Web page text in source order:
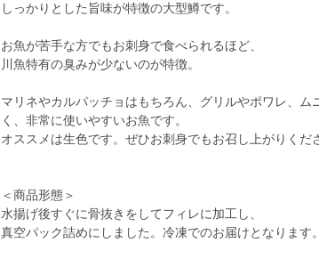
しっかりとした旨味が特徴の大型鱒です。
お魚が苦手な方でもお刺身で食べられるほど、
川魚特有の臭みが少ないのが特徴。
マリネやカルパッチョはもちろん、グリルやポワレ、ム
く、非常に使いやすいお魚です。
オススメは生色です。ぜひお刺身でもお召し上がりくだ
＜商品形態＞
水揚げ後すぐに骨抜きをしてフィレに加工し、
真空パック詰めにしました。冷凍でのお届けとなります。